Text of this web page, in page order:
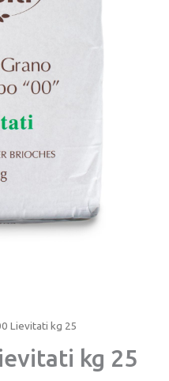
Lievitati kg 25
kg 25